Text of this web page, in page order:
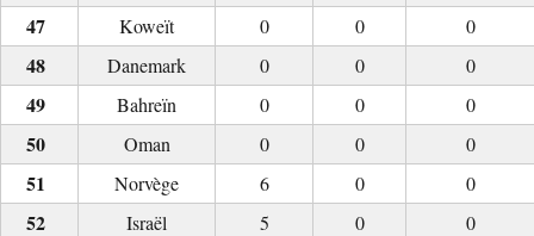
Koweït
0 0
0
Danemark
0 0
0
Bahreïn
0 0
0
Oman
0 0
0
Norvège
6 0
0
Israël
5 0
0